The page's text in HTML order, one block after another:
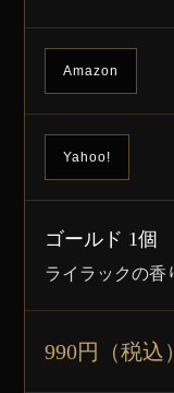
Amazon
Yahoo!
ゴールド 1個
ライラックの香
990円（税込）